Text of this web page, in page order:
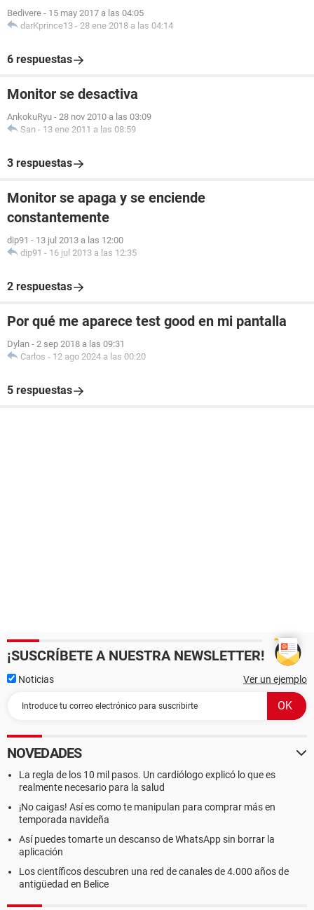
Bedivere - 15 may 2017 a las 04:05
darKprince13 - 28 ene 2018 a las 04:14
6 respuestas
Monitor se desactiva
AnkokuRyu - 28 nov 2010 a las 03:09
San - 13 ene 2011 a las 08:59
3 respuestas
Monitor se apaga y se enciende
constantemente
dip91 - 13 jul 2013 a las 12:00
dip91 - 16 jul 2013 a las 12:35
2 respuestas
Por qué me aparece test good en mi pantalla
Dylan - 2 sep 2018 a las 09:31
Carlos - 12 ago 2024 a las 00:20
5 respuestas
¡SUSCRÍBETE A NUESTRA NEWSLETTER!
Noticias Ver un ejemplo
NOVEDADES
La regla de los 10 mil pasos. Un cardiólogo explicó lo que es
realmente necesario para la salud
¡No caigas! Así es como te manipulan para comprar más en
temporada navideña
Así puedes tomarte un descanso de WhatsApp sin borrar la
aplicación
Los científicos descubren una red de canales de 4.000 años de
antigüedad en Belice